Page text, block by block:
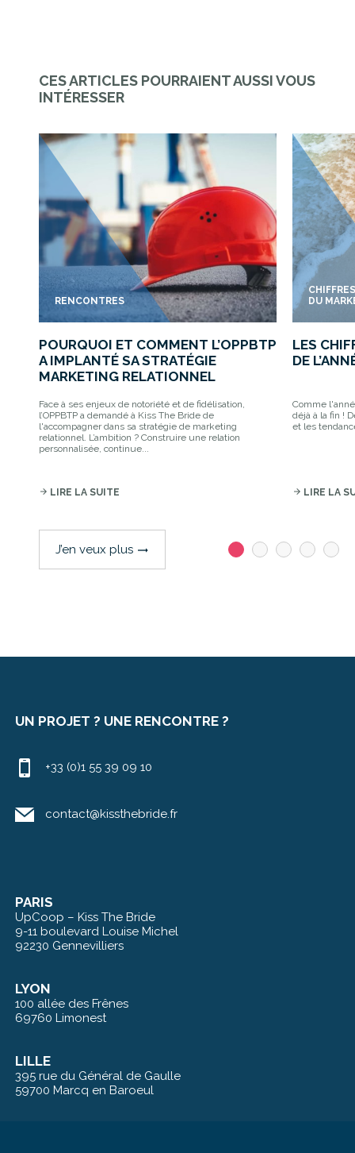
CES ARTICLES POURRAIENT AUSSI VOUS
INTÉRESSER
RENCONTRES
POURQUOI ET COMMENT L’OPPBTP
A IMPLANTÉ SA STRATÉGIE
MARKETING RELATIONNEL
Face à ses enjeux de notoriété et de fidélisation,
l’OPPBTP a demandé à Kiss The Bride de
l'accompagner dans sa stratégie de marketing
relationnel. L’ambition ? Construire une relation
personnalisée, continue...
arrow_forward LIRE LA SUITE
DU
LES
DE
Comme
déjà à la fin !
et les
arrow_forward LIRE LA
J’en veux plus trending_flat
UN PROJET ? UNE RENCONTRE ?
+33 (0)1 55 39 09 10
contact@kissthebride.fr
PARIS
UpCoop – Kiss The Bride
9-11 boulevard Louise Michel
92230 Gennevilliers
LYON
100 allée des Frênes
69760 Limonest
LILLE
395 rue du Général de Gaulle
59700 Marcq en Baroeul